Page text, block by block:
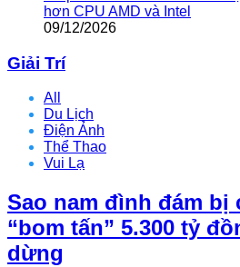
hơn CPU AMD và Intel
09/12/2026
Giải Trí
All
Du Lịch
Điện Ảnh
Thể Thao
Vui Lạ
Sao nam đình đám bị
“bom tấn” 5.300 tỷ
dừng